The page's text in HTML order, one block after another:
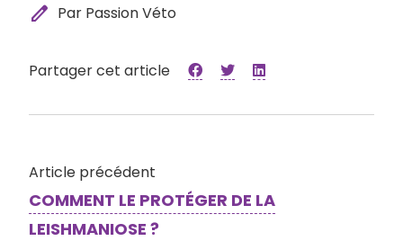
edit Par Passion Véto
Partager cet article
Article précédent
COMMENT LE PROTÉGER DE LA
LEISHMANIOSE ?